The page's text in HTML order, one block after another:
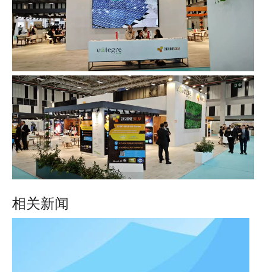
相关新闻
双玻光伏组件具有明显的发电优势。玻璃的透光性和出色的耐紫外